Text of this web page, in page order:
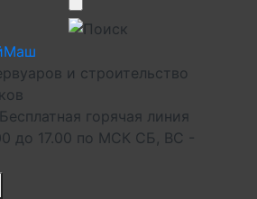
и строительство
Бесплатная горячая линия
до 17.00 по МСК СБ, ВС -